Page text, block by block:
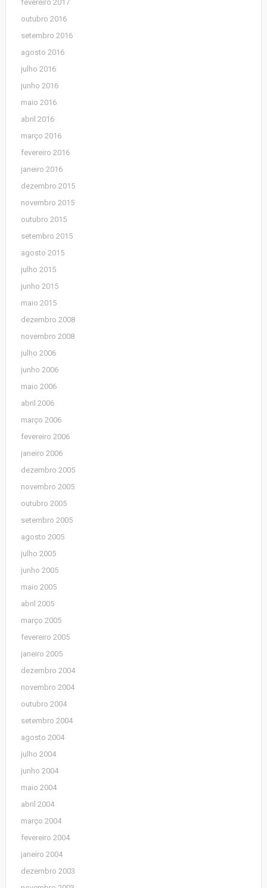
fevereiro 2017
outubro 2016
setembro 2016
agosto 2016
julho 2016
junho 2016
maio 2016
abril 2016
março 2016
fevereiro 2016
janeiro 2016
dezembro 2015
novembro 2015
outubro 2015
setembro 2015
agosto 2015
julho 2015
junho 2015
maio 2015
dezembro 2008
novembro 2008
julho 2006
junho 2006
maio 2006
abril 2006
março 2006
fevereiro 2006
janeiro 2006
dezembro 2005
novembro 2005
outubro 2005
setembro 2005
agosto 2005
julho 2005
junho 2005
maio 2005
abril 2005
março 2005
fevereiro 2005
janeiro 2005
dezembro 2004
novembro 2004
outubro 2004
setembro 2004
agosto 2004
julho 2004
junho 2004
maio 2004
abril 2004
março 2004
fevereiro 2004
janeiro 2004
dezembro 2003